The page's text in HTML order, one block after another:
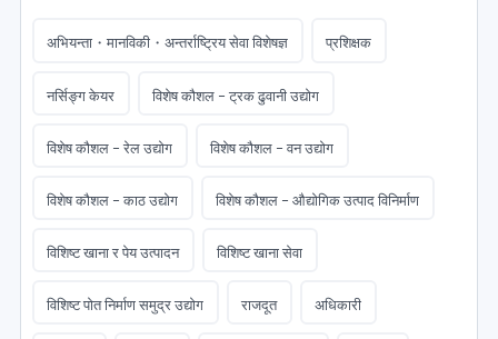
अभियन्ता・मानविकी・अन्तर्राष्ट्रिय सेवा विशेषज्ञ प्रशिक्षक
नर्सिङ्ग केयर विशेष कौशल - ट्रक ढुवानी उद्योग
विशेष कौशल - रेल उद्योग विशेष कौशल - वन उद्योग
विशेष कौशल - काठ उद्योग विशेष कौशल - औद्योगिक उत्पाद विनिर्माण
विशिष्ट खाना र पेय उत्पादन विशिष्ट खाना सेवा
विशिष्ट पोत निर्माण समुद्र उद्योग राजदूत अधिकारी